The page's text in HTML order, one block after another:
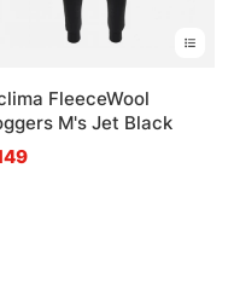
FleeceWool
M's Jet Black